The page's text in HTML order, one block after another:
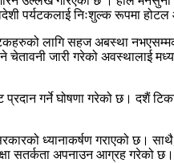
पर्यटकलाई निःशुल्क रूपमा
लागि सहज अबस्था
जारी गरेको अवस्थालाई
गर्ने घोषणा गरेको छ। दशैं
ध्यानाकर्षण गराएको
सतर्कता अपनाउन आग्रह गरेको छ।